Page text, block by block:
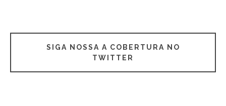
SIGA NOSSA A COBERTURA NO
TWITTER